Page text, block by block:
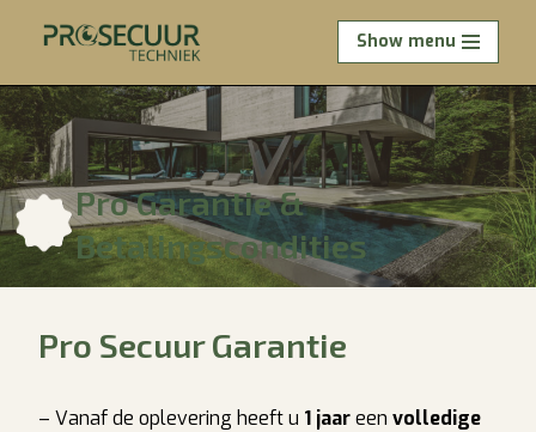
naar
de
inhoud
Show menu
Pro Garantie &
Betalingscondities
Pro Secuur Garantie
– Vanaf de oplevering heeft u 1 jaareen volledige